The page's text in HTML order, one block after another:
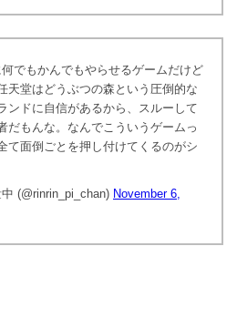
でもかんでもやらせるゲームだけど
天堂はどうぶつの森という圧倒的な
ンドに自信があるから、スルーして
だもんな。なんでこういうゲームっ
て面倒ごとを押し付けてくるのがシ
(@rinrin_pi_chan) November 6,